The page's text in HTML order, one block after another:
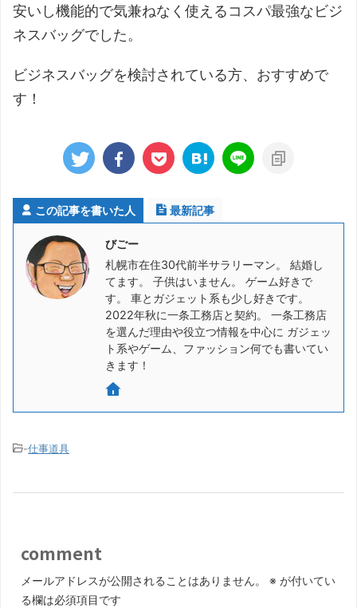
安いし機能的で気兼ねなく使えるコスパ最強なビジ
ネスバッグでした。
ビジネスバッグを検討されている方、おすすめで
す！
この記事を書いた人 最新記事
びごー
札幌市在住30代前半サラリーマン。 結婚し
てます。 子供はいません。 ゲーム好きで
す。 車とガジェット系も少し好きです。
2022年秋に一条工務店と契約。 一条工務店
を選んだ理由や役立つ情報を中心に ガジェッ
ト系やゲーム、ファッション何でも書いてい
きます！
-仕事道具
comment
メールアドレスが公開されることはありません。 ※ が付いてい
る欄は必須項目です